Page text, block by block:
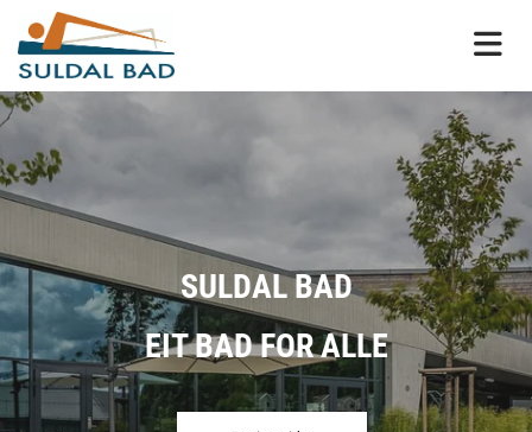
SULDAL BAD
EIT BAD FOR ALLE